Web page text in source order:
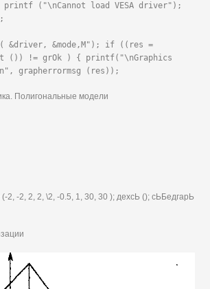
("\nCannot load VESA driver");
&driver, &mode,M"); if ((res =
()) != grOk ) { printf("\nGraphics
grapherrormsg (res));
Полигональные модели
2, -2, 2, 2, \2, -0.5, 1, 30, 30 ); дехсЬ (); сЬБедгарЬ